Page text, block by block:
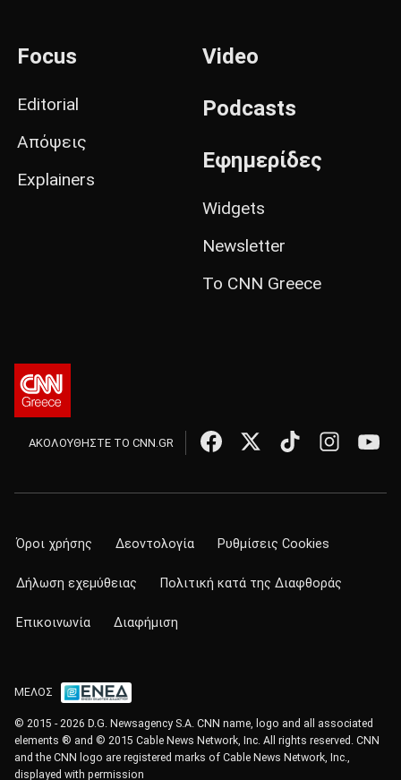
Focus
Editorial
Απόψεις
Explainers
Video
Podcasts
Εφημερίδες
Widgets
Newsletter
Το CNN Greece
ΑΚΟΛΟΥΘΗΣΤΕ ΤΟ CNN.GR
Όροι χρήσης Δεοντολογία Ρυθμίσεις Cookies
Δήλωση εχεμύθειας Πολιτική κατά της Διαφθοράς
Επικοινωνία Διαφήμιση
ΜΕΛΟΣ
© 2015 - 2026 D.G. Newsagency S.A. CNN name, logo and all associated
elements ® and © 2015 Cable News Network, Inc. All rights reserved. CNN
and the CNN logo are registered marks of Cable News Network, Inc.,
displayed with permission